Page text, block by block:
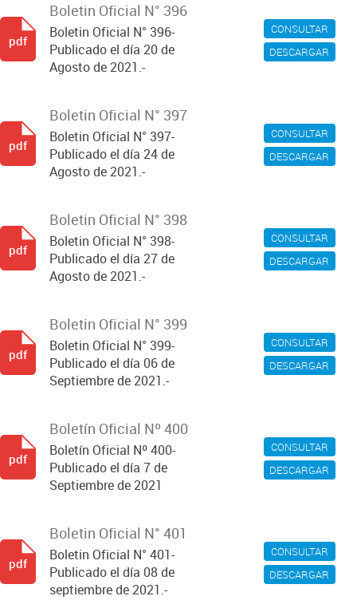
CONSULTAR
DESCARGAR
Boletin Oficial N° 396
Boletin Oficial N° 396-
Publicado el día 20 de
Agosto de 2021.-
pdf
CONSULTAR
DESCARGAR
Boletin Oficial N° 397
Boletin Oficial N° 397-
Publicado el día 24 de
Agosto de 2021.-
pdf
CONSULTAR
DESCARGAR
Boletin Oficial N° 398
Boletin Oficial N° 398-
Publicado el día 27 de
Agosto de 2021.-
pdf
CONSULTAR
DESCARGAR
Boletin Oficial N° 399
Boletin Oficial N° 399-
Publicado el día 06 de
Septiembre de 2021.-
pdf
CONSULTAR
DESCARGAR
Boletín Oficial Nº 400
Boletín Oficial Nº 400-
Publicado el día 7 de
Septiembre de 2021
pdf
CONSULTAR
DESCARGAR
Boletin Oficial N° 401
Boletin Oficial N° 401-
Publicado el día 08 de
septiembre de 2021.-
pdf